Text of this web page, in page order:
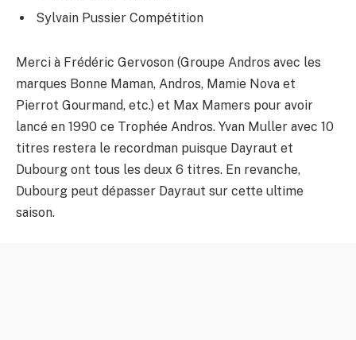
Sylvain Pussier Compétition
Merci à Frédéric Gervoson (Groupe Andros avec les
marques Bonne Maman, Andros, Mamie Nova et
Pierrot Gourmand, etc.) et Max Mamers pour avoir
lancé en 1990 ce Trophée Andros. Yvan Muller avec 10
titres restera le recordman puisque Dayraut et
Dubourg ont tous les deux 6 titres. En revanche,
Dubourg peut dépasser Dayraut sur cette ultime
saison.